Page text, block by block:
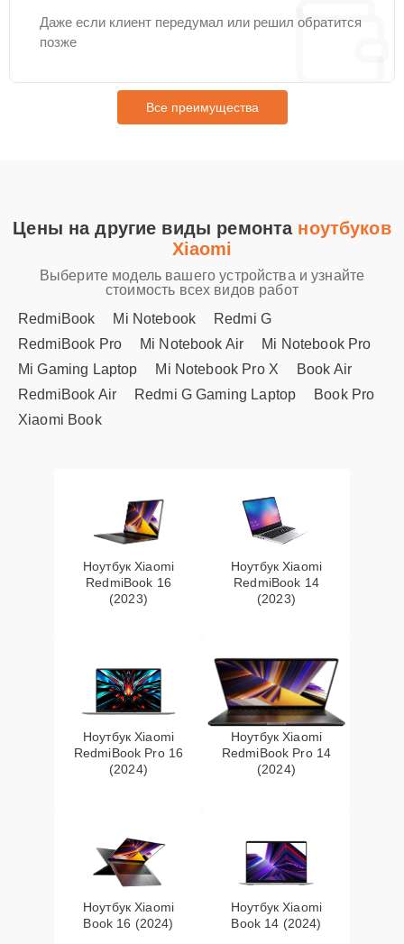
Даже если клиент передумал или решил обратится
позже
Все преимущества
Цены на другие виды ремонта ноутбуков
Xiaomi
Выберите модель вашего устройства и узнайте
стоимость всех видов работ
RedmiBook
Mi Notebook
Redmi G
RedmiBook Pro
Mi Notebook Air
Mi Notebook Pro
Mi Gaming Laptop
Mi Notebook Pro X
Book Air
RedmiBook Air
Redmi G Gaming Laptop
Book Pro
Xiaomi Book
Ноутбук Xiaomi
RedmiBook 16
(2023)
Ноутбук Xiaomi
RedmiBook 14
(2023)
Ноутбук Xiaomi
RedmiBook Pro 16
(2024)
Ноутбук Xiaomi
RedmiBook Pro 14
(2024)
Ноутбук Xiaomi
Book 16 (2024)
Ноутбук Xiaomi
Book 14 (2024)